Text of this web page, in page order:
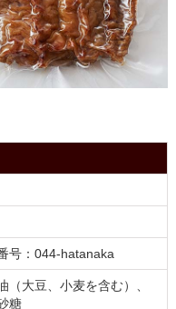
：044-hatanaka
（大豆、小麦を含む）、
糖